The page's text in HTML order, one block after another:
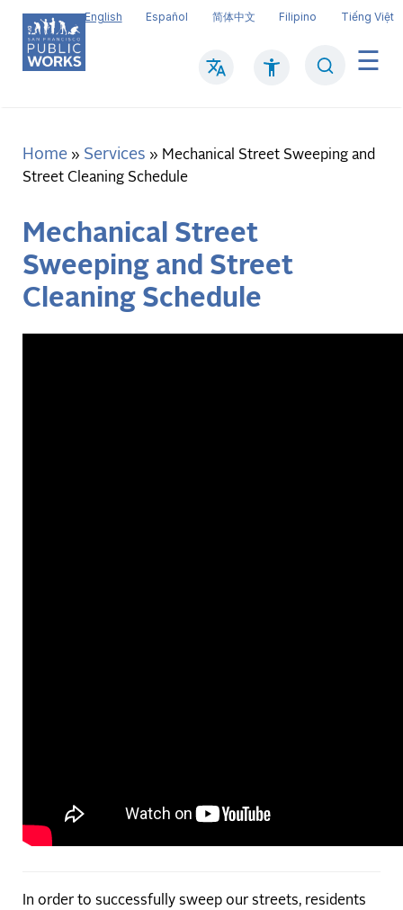
Skip
main
content
English Español 简体中文 Filipino Tiếng Việt
Main
Breadcrumb
Home Services
Mechanical Street Sweeping and
Street Cleaning Schedule
Mechanical Street
Sweeping and Street
Cleaning Schedule
In order to successfully sweep our streets, residents